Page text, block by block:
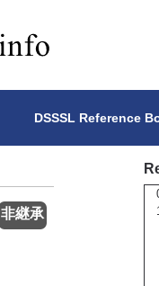
DSSSL Reference
非継承